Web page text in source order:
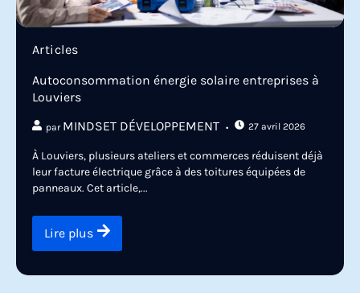
Articles
Autoconsommation énergie solaire entreprises à
Louviers
par MINDSET DÉVELOPPEMENT 27 avril 2026
À Louviers, plusieurs ateliers et commerces réduisent déjà
leur facture électrique grâce à des toitures équipées de
panneaux. Cet article,...
Lire plus